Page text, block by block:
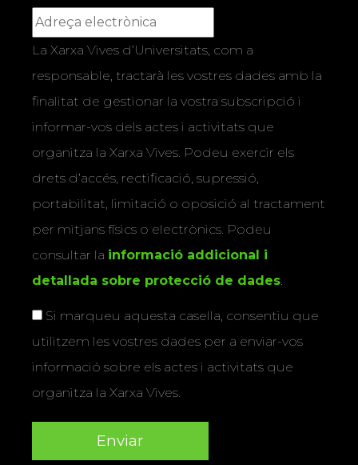
La Xarxa Vives d’Universitats, com a
responsable, tractarà les vostres dades amb la
finalitat de gestionar la vostra subscripció i
informar-vos dels actes i activitats que
organitza la Xarxa Vives. Podeu exercir els
drets d’accés, rectificació, supressió,
portabilitat, limitació o oposició al tractament
per mitjans físics o electrònics. Podeu
consultar la informació addicional i
detallada sobre protecció de dades.
Si marqueu aquesta casella, consentiu que
utilitzem les vostres dades per a enviar-vos
informació sobre els actes i activitats que
organitza la Xarxa Vives.